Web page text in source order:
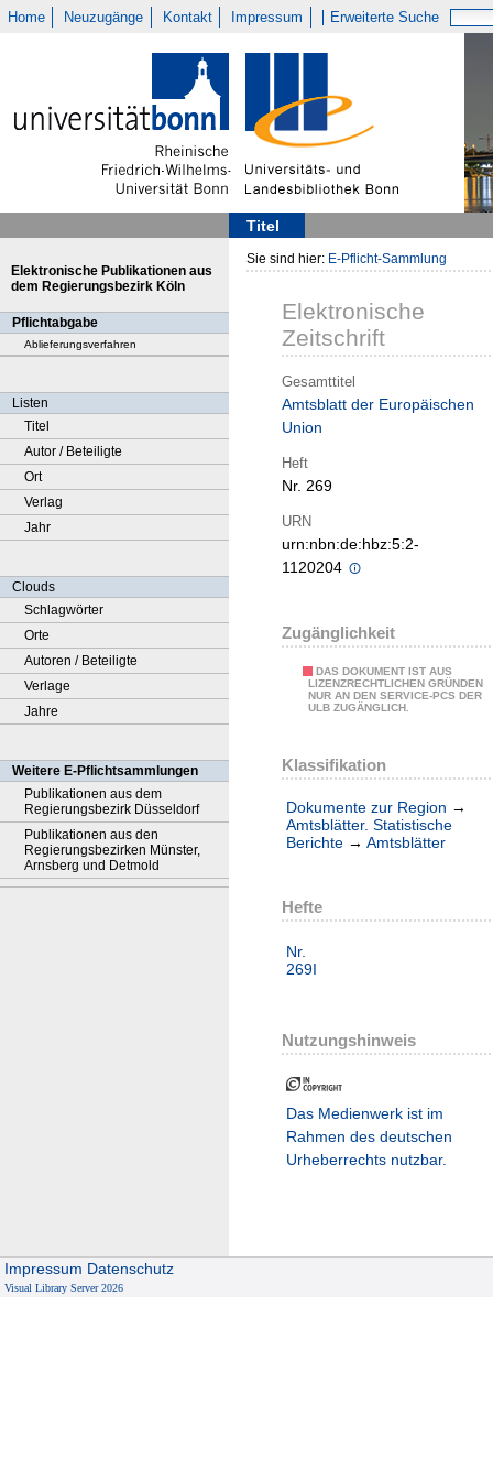
Home Neuzugänge Kontakt Impressum Erweiterte Suche
Titel
Elektronische Publikationen aus
dem Regierungsbezirk Köln
Pflichtabgabe
Ablieferungsverfahren
Listen
Titel
Autor / Beteiligte
Ort
Verlag
Jahr
Clouds
Schlagwörter
Orte
Autoren / Beteiligte
Verlage
Jahre
Weitere E-Pflichtsammlungen
Publikationen aus dem
Regierungsbezirk Düsseldorf
Publikationen aus den
Regierungsbezirken Münster,
Arnsberg und Detmold
Sie sind hier: E-Pflicht-Sammlung
Elektronische
Zeitschrift
Gesamttitel
Amtsblatt der Europäischen
Union
Heft
Nr. 269
URN
urn:nbn:de:hbz:5:2-
1120204
Zugänglichkeit
DAS DOKUMENT IST AUS
LIZENZRECHTLICHEN GRÜNDEN
NUR AN DEN SERVICE-PCS DER
ULB ZUGÄNGLICH.
Klassifikation
Dokumente zur Region →
Amtsblätter. Statistische
Berichte → Amtsblätter
Hefte
Nr.
269I
Nutzungshinweis
Das Medienwerk ist im
Rahmen des deutschen
Urheberrechts nutzbar.
Impressum Datenschutz
Visual Library Server 2026